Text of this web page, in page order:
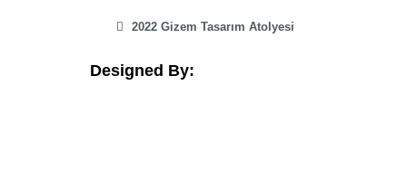
2022 Gizem Tasarım Atolyesi
Designed By: